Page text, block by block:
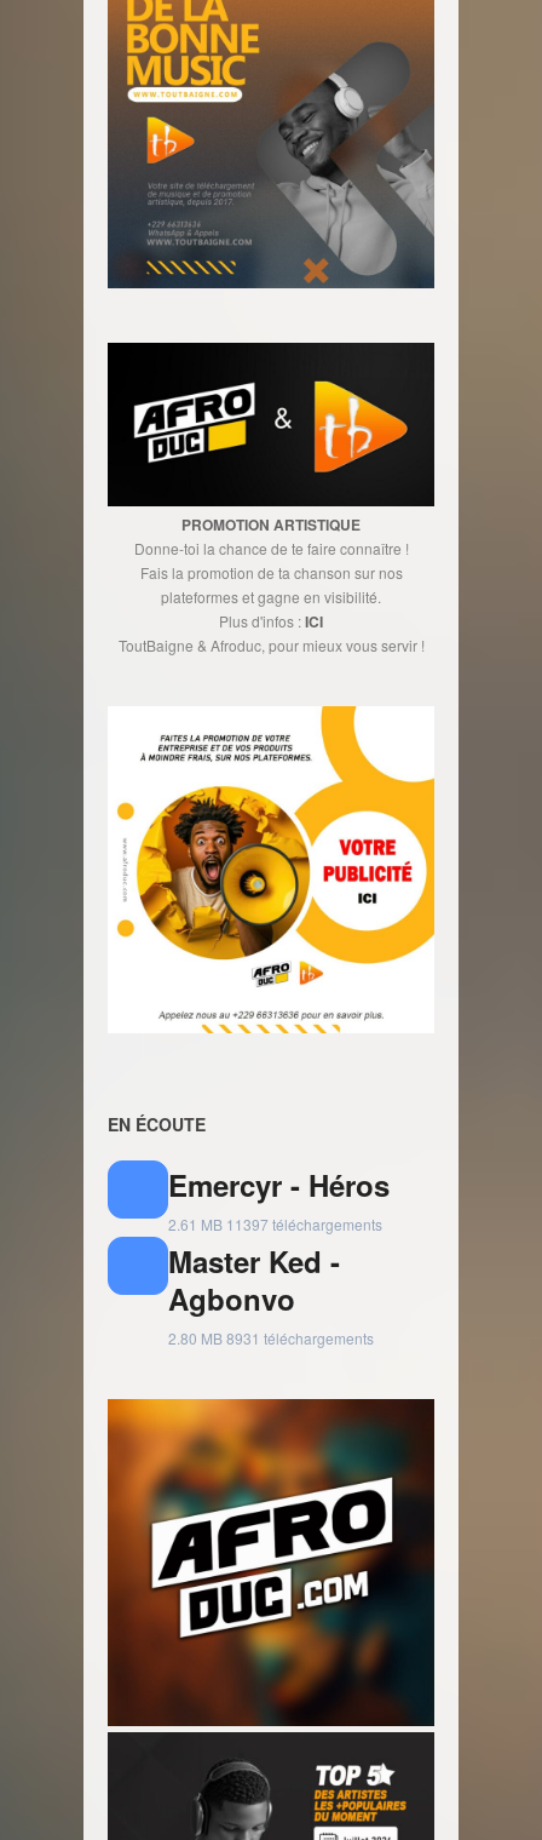
PROMOTION ARTISTIQUE
Donne-toi la chance de te faire connaître !
Fais la promotion de ta chanson sur nos
plateformes et gagne en visibilité.
Plus d'infos :ICI
ToutBaigne & Afroduc, pour mieux vous servir !
EN ÉCOUTE
Emercyr - Héros
2.61 MB 11397 téléchargements
Master Ked -
Agbonvo
2.80 MB8931 téléchargements